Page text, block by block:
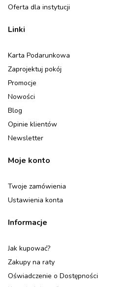
Oferta dla instytucji
Linki
Karta Podarunkowa
Zaprojektuj pokój
Promocje
Nowości
Blog
Opinie klientów
Newsletter
Moje konto
Twoje zamówienia
Ustawienia konta
Informacje
Jak kupować?
Zakupy na raty
Oświadczenie o Dostępności